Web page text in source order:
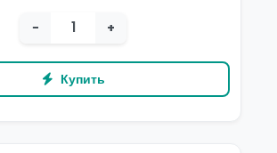
−
+
Купить